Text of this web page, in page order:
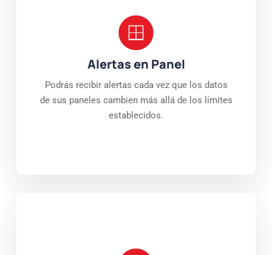
Alertas en Panel
Podrás recibir alertas cada vez que los datos
de sus paneles cambien más allá de los límites
establecidos.